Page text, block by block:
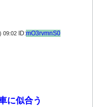
09:02 ID:mO3rvmnS0
に似合う